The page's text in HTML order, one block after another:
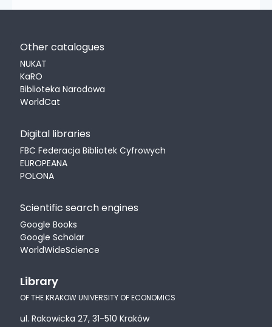
Other catalogues
NUKAT
KaRO
Biblioteka Narodowa
WorldCat
Digital libraries
FBC Federacja Bibliotek Cyfrowych
EUROPEANA
POLONA
Scientific search engines
Google Books
Google Scholar
WorldWideScience
Library
OF THE KRAKOW UNIVERSITY OF ECONOMICS
ul. Rakowicka 27, 31-510 Kraków